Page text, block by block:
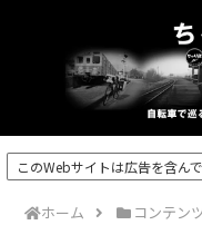
このWebサイトは広告を含ん
ホーム コンテン